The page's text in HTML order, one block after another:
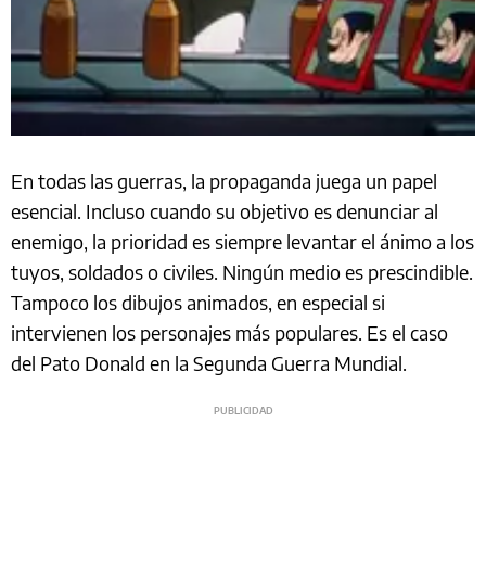
En todas las guerras, la propaganda juega un papel
esencial. Incluso cuando su objetivo es denunciar al
enemigo, la prioridad es siempre levantar el ánimo a los
tuyos, soldados o civiles. Ningún medio es prescindible.
Tampoco los dibujos animados, en especial si
intervienen los personajes más populares. Es el caso
del Pato Donald en la Segunda Guerra Mundial.